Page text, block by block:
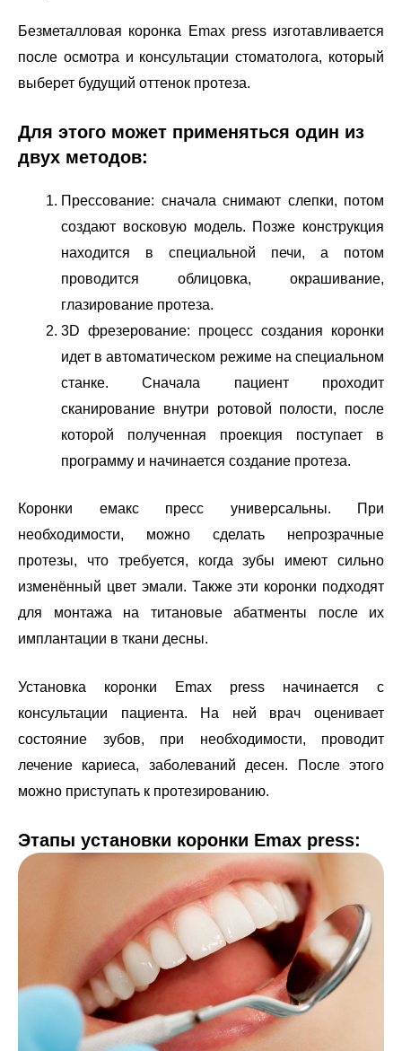
Безметалловая коронка Emax press изготавливается
после осмотра и консультации стоматолога, который
выберет будущий оттенок протеза.
Для этого может применяться один из
двух методов:
Прессование: сначала снимают слепки, потом
создают восковую модель. Позже конструкция
находится в специальной печи, а потом
проводится облицовка, окрашивание,
глазирование протеза.
3D фрезерование: процесс создания коронки
идет в автоматическом режиме на специальном
станке. Сначала пациент проходит
сканирование внутри ротовой полости, после
которой полученная проекция поступает в
программу и начинается создание протеза.
Коронки емакс пресс универсальны. При
необходимости, можно сделать непрозрачные
протезы, что требуется, когда зубы имеют сильно
изменённый цвет эмали. Также эти коронки подходят
для монтажа на титановые абатменты после их
имплантации в ткани десны.
Установка коронки Emax press начинается с
консультации пациента. На ней врач оценивает
состояние зубов, при необходимости, проводит
лечение кариеса, заболеваний десен. После этого
можно приступать к протезированию.
Этапы установки коронки Emax press: